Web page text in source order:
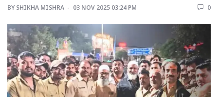
BY SHIKHA MISHRA 03 NOV 2025 03:24 PM 0